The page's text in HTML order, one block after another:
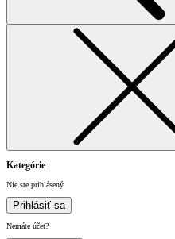
Kategórie
Nie ste prihlásený
Prihlásiť sa
Nemáte účet?